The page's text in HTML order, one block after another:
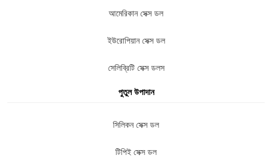
আমেরিকান সেক্স ডল
ইউরোপিয়ান সেক্স ডল
সেলিব্রিটি সেক্স ডলস
পুতুল উপাদান
সিলিকন সেক্স ডল
টিপিই সেক্স ডল